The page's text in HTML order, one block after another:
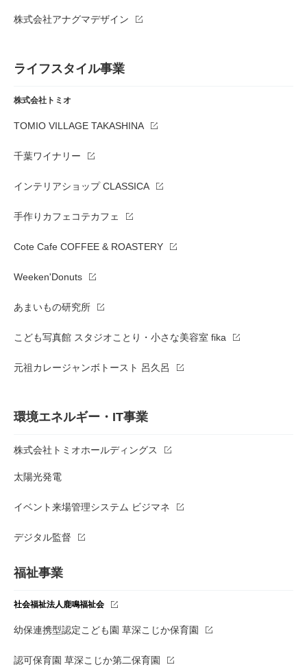
株式会社アナグマデザイン
ライフスタイル事業
株式会社トミオ
TOMIO VILLAGE TAKASHINA
千葉ワイナリー
インテリアショップ CLASSICA
手作りカフェコテカフェ
Cote Cafe COFFEE & ROASTERY
Weeken'Donuts
あまいもの研究所
こども写真館 スタジオことり・小さな美容室 fika
元祖カレージャンボトースト 呂久呂
環境エネルギー・IT事業
株式会社トミオホールディングス
太陽光発電
イベント来場管理システム ビジマネ
デジタル監督
福祉事業
社会福祉法人鹿鳴福祉会
幼保連携型認定こども園 草深こじか保育園
認可保育園 草深こじか第二保育園